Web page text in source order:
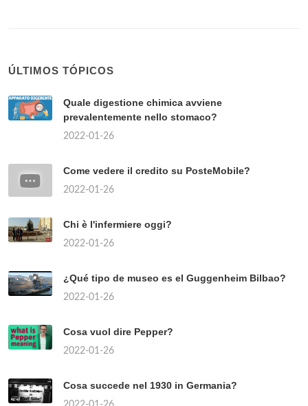
ÚLTIMOS TÓPICOS
Quale digestione chimica avviene
prevalentemente nello stomaco?
2022-01-26
Come vedere il credito su PosteMobile?
2022-01-26
Chi è l'infermiere oggi?
2022-01-26
¿Qué tipo de museo es el Guggenheim Bilbao?
2022-01-26
Cosa vuol dire Pepper?
2022-01-26
Cosa succede nel 1930 in Germania?